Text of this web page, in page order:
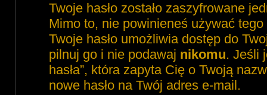
Twoje hasło zostało zaszyfrowane
Mimo to, nie powinieneś używać
Twoje hasło umożliwia dostęp do
pilnuj go i nie podawaj nikomu. Jeśli
hasła”, która zapyta Cię o Twoją
nowe hasło na Twój adres e-mail.